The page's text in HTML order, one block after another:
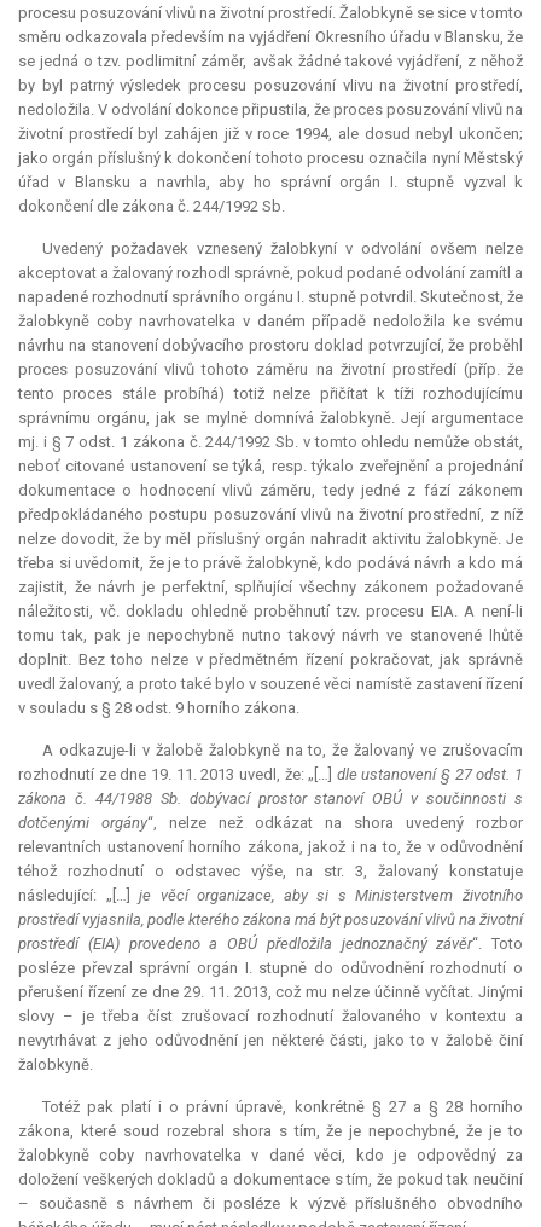
procesu posuzování vlivů na životní prostředí. Žalobkyně se sice v tomto
směru odkazovala především na vyjádření Okresního úřadu v Blansku, že
se jedná o tzv. podlimitní záměr, avšak žádné takové vyjádření, z něhož
by byl patrný výsledek procesu posuzování vlivu na životní prostředí,
nedoložila. V odvolání dokonce připustila, že proces posuzování vlivů na
životní prostředí byl zahájen již v roce 1994, ale dosud nebyl ukončen;
jako orgán příslušný k dokončení tohoto procesu označila nyní Městský
úřad v Blansku a navrhla, aby ho správní orgán I. stupně vyzval k
dokončení dle zákona č. 244/1992 Sb.
Uvedený požadavek vznesený žalobkyní v odvolání ovšem nelze
akceptovat a žalovaný rozhodl správně, pokud podané odvolání zamítl a
napadené rozhodnutí správního orgánu I. stupně potvrdil. Skutečnost, že
žalobkyně coby navrhovatelka v daném případě nedoložila ke svému
návrhu na stanovení dobývacího prostoru doklad potvrzující, že proběhl
proces posuzování vlivů tohoto záměru na životní prostředí (příp. že
tento proces stále probíhá) totiž nelze přičítat k tíži rozhodujícímu
správnímu orgánu, jak se mylně domnívá žalobkyně. Její argumentace
mj. i § 7 odst. 1 zákona č. 244/1992 Sb. v tomto ohledu nemůže obstát,
neboť citované ustanovení se týká, resp. týkalo zveřejnění a projednání
dokumentace o hodnocení vlivů záměru, tedy jedné z fází zákonem
předpokládaného postupu posuzování vlivů na životní prostřední, z níž
nelze dovodit, že by měl příslušný orgán nahradit aktivitu žalobkyně. Je
třeba si uvědomit, že je to právě žalobkyně, kdo podává návrh a kdo má
zajistit, že návrh je perfektní, splňující všechny zákonem požadované
náležitosti, vč. dokladu ohledně proběhnutí tzv. procesu EIA. A není-li
tomu tak, pak je nepochybně nutno takový návrh ve stanovené lhůtě
doplnit. Bez toho nelze v předmětném řízení pokračovat, jak správně
uvedl žalovaný, a proto také bylo v souzené věci namístě zastavení řízení
v souladu s § 28 odst. 9 horního zákona.
A odkazuje-li v žalobě žalobkyně na to, že žalovaný ve zrušovacím
rozhodnutí ze dne 19. 11. 2013 uvedl, že: „[…] dle ustanovení § 27 odst. 1
zákona č. 44/1988 Sb. dobývací prostor stanoví OBÚ v součinnosti s
dotčenými orgány“, nelze než odkázat na shora uvedený rozbor
relevantních ustanovení horního zákona, jakož i na to, že v odůvodnění
téhož rozhodnutí o odstavec výše, na str. 3, žalovaný konstatuje
následující: „[…]je věcí organizace, aby si s Ministerstvem životního
prostředí vyjasnila, podle kterého zákona má být posuzování vlivů na životní
prostředí (EIA) provedeno a OBÚ předložila jednoznačný závěr“. Toto
posléze převzal správní orgán I. stupně do odůvodnění rozhodnutí o
přerušení řízení ze dne 29. 11. 2013, což mu nelze účinně vyčítat. Jinými
slovy – je třeba číst zrušovací rozhodnutí žalovaného v kontextu a
nevytrhávat z jeho odůvodnění jen některé části, jako to v žalobě činí
žalobkyně.
Totéž pak platí i o právní úpravě, konkrétně § 27 a § 28 horního
zákona, které soud rozebral shora s tím, že je nepochybné, že je to
žalobkyně coby navrhovatelka v dané věci, kdo je odpovědný za
doložení veškerých dokladů a dokumentace s tím, že pokud tak neučiní
– současně s návrhem či posléze k výzvě příslušného obvodního